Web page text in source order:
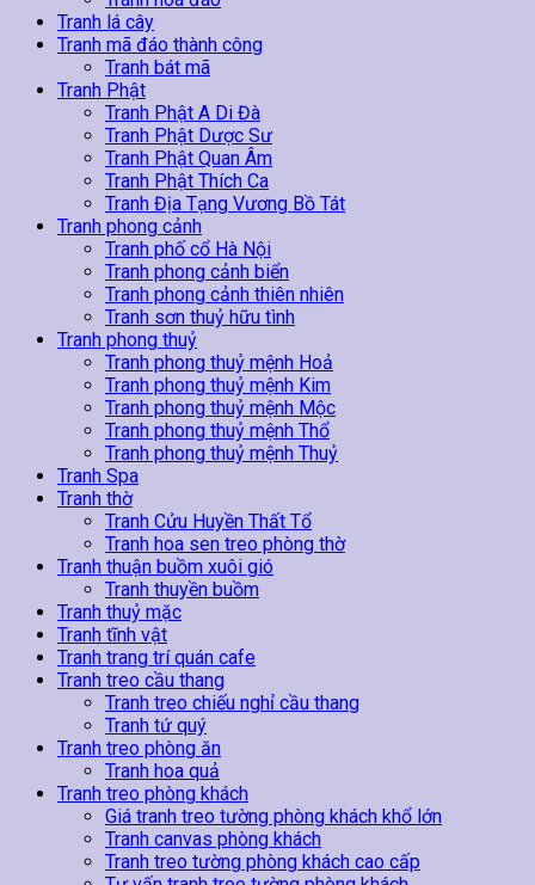
Tranh lá cây
Tranh mã đáo thành công
Tranh bát mã
Tranh Phật
Tranh Phật A Di Đà
Tranh Phật Dược Sư
Tranh Phật Quan Âm
Tranh Phật Thích Ca
Tranh Địa Tạng Vương Bồ Tát
Tranh phong cảnh
Tranh phố cổ Hà Nội
Tranh phong cảnh biển
Tranh phong cảnh thiên nhiên
Tranh sơn thuỷ hữu tình
Tranh phong thuỷ
Tranh phong thuỷ mệnh Hoả
Tranh phong thuỷ mệnh Kim
Tranh phong thuỷ mệnh Mộc
Tranh phong thuỷ mệnh Thổ
Tranh phong thuỷ mệnh Thuỷ
Tranh Spa
Tranh thờ
Tranh Cửu Huyền Thất Tổ
Tranh hoa sen treo phòng thờ
Tranh thuận buồm xuôi gió
Tranh thuyền buồm
Tranh thuỷ mặc
Tranh tĩnh vật
Tranh trang trí quán cafe
Tranh treo cầu thang
Tranh treo chiếu nghỉ cầu thang
Tranh tứ quý
Tranh treo phòng ăn
Tranh hoa quả
Tranh treo phòng khách
Giá tranh treo tường phòng khách khổ lớn
Tranh canvas phòng khách
Tranh treo tường phòng khách cao cấp